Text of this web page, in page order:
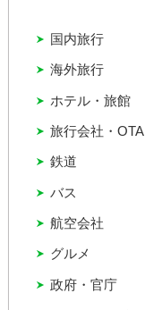
グルメ
バス
ホテル・旅館
国内旅行
政府・官庁
旅行会社・OTA
海外旅行
航空会社
鉄道